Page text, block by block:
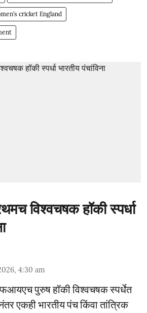
cricket England
विश्वचषक हॉकी स्पर्धा
4:30 am
पुरुष हॉकी विश्वचषक स्पर्धेत
एकही भारतीय पंच किंवा तांत्रिक